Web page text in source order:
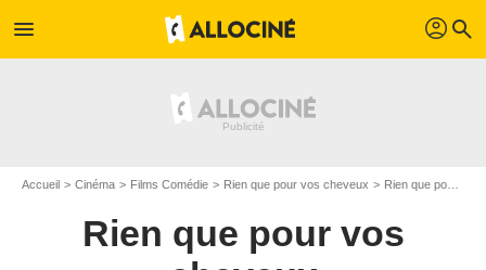
menu profil search
Accueil Cinéma Films Comédie Rien que pour vos cheveux Rien que pour vos cheveux en Blu Ray
Rien que pour vos